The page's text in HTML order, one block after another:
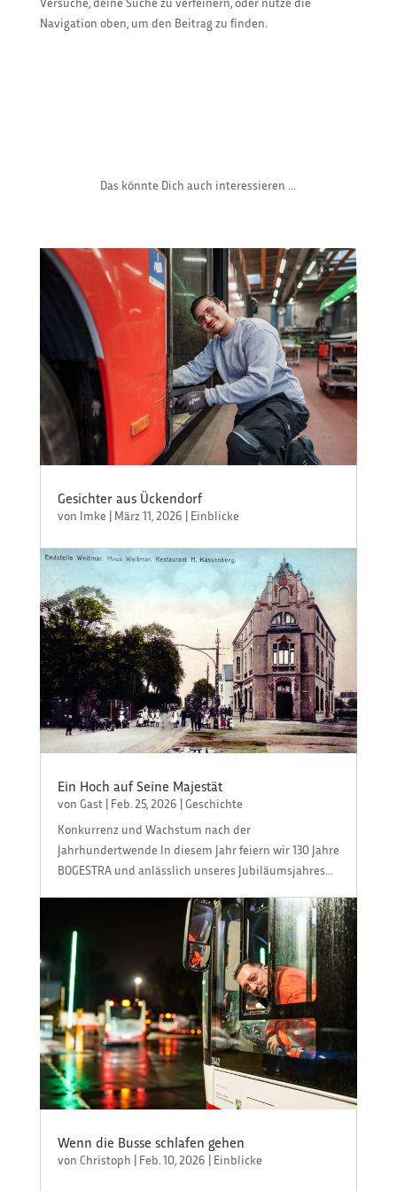
Navigation oben, um den Beitrag zu finden.
Das könnte Dich auch interessieren ...
Gesichter aus Ückendorf
von Imke | März 11, 2026 | Einblicke
Ein Hoch auf Seine Majestät
von Gast | Feb. 25, 2026 |Geschichte
Konkurrenz und Wachstum nach der
Jahrhundertwende In diesem Jahr feiern wir 130 Jahre
BOGESTRA und anlässlich unseres Jubiläumsjahres...
Wenn die Busse schlafen gehen
von Christoph | Feb. 10, 2026 | Einblicke